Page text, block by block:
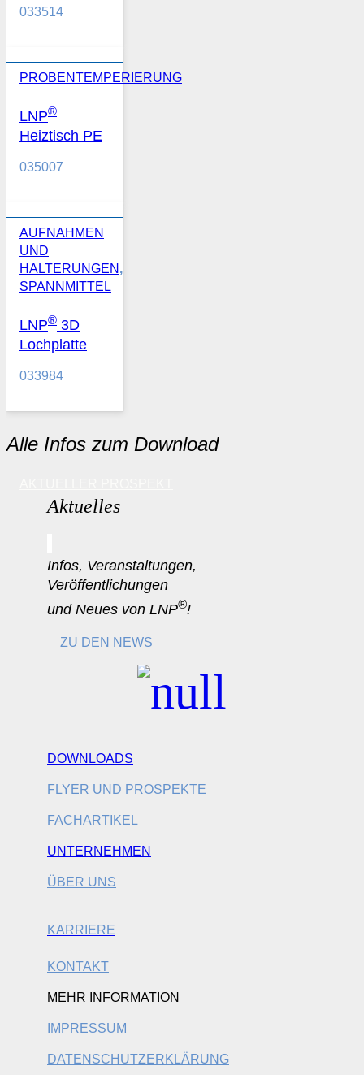
033514
PROBENTEMPERIERUNG
LNP®
Heiztisch PE
035007
AUFNAHMEN
UND
HALTERUNGEN ,
SPANNMITTEL
LNP® 3D
Lochplatte
033984
Alle Infos zum Download
Aktuelles
Infos, Veranstaltungen,
Veröffentlichungen
und Neues von LNP®!
ZU DEN NEWS
DOWNLOADS
FLYER UND PROSPEKTE
FACHARTIKEL
UNTERNEHMEN
ÜBER UNS
KARRIERE
KONTAKT
MEHR INFORMATION
IMPRESSUM
DATENSCHUTZERKLÄRUNG